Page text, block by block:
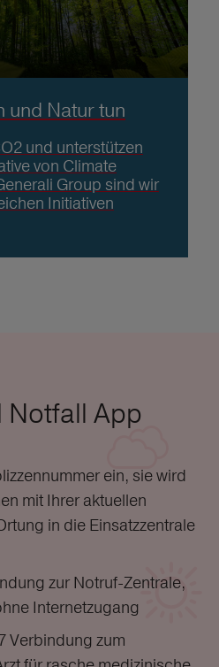
und Natur tun
und unterstützen
von Climate
Group sind wir
Initiativen
Notfall App
ein, sie wird
mit Ihrer aktuellen
in die Einsatzzentrale
zur Notruf-Zentrale,
Internetzugang
Verbindung zum